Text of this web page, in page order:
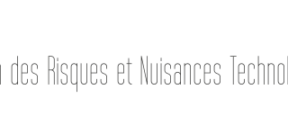
des Risques et Nuisances